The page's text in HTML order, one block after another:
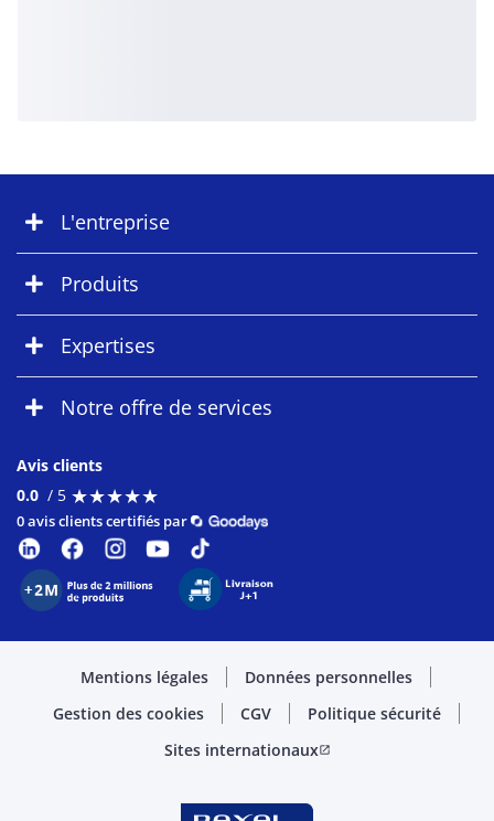
L'entreprise
Produits
Expertises
Notre offre de services
Avis clients
0.0 / 5 ★★★★★
★★★★★
0 avis clients certifiés par
Mentions légales
Données personnelles
Gestion des cookies
CGV
Politique sécurité
Sites internationauxopen_in_new